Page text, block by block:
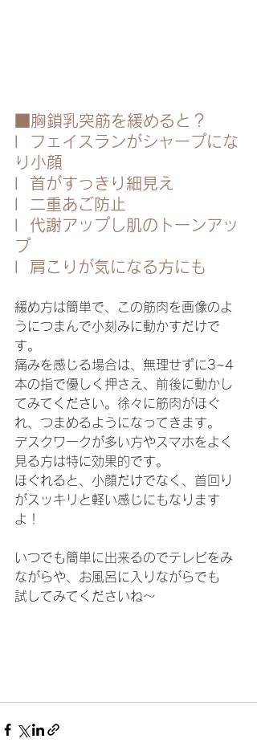
■胸鎖乳突筋を緩めると？
l  フェイスランがシャープにな
り小顔
l  首がすっきり細見え
l  二重あご防止
l  代謝アップし肌のトーンアッ
プ
l  肩こりが気になる方にも
緩め方は簡単で、この筋肉を画像のよ
うにつまんで小刻みに動かすだけで
す。
痛みを感じる場合は、無理せずに3~4
本の指で優しく押さえ、前後に動かし
てみてください。徐々に筋肉がほぐ
れ、つまめるようになってきます。
デスクワークが多い方やスマホをよく
見る方は特に効果的です。
ほぐれると、小顔だけでなく、首回り
がスッキリと軽い感じにもなります
よ！
いつでも簡単に出来るのでテレビをみ
ながらや、お風呂に入りながらでも
試してみてくださいね～